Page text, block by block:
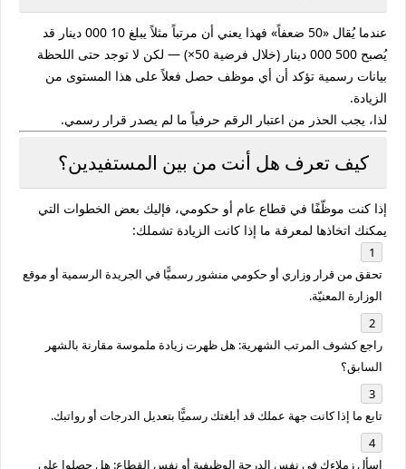
عندما يُقال «50 ضعفاً» فهذا يعني أن مرتباً مثلاً يبلغ 10 000 دينار
قد
يُصبح 500 000 دينار
(خلال فرضية 50×) — لكن لا توجد حتى اللحظة
بيانات رسمية تؤكد أن أي موظف حصل فعلاً على هذا المستوى من
الزيادة.
لذا، يجب الحذر من اعتبار الرقم حرفياً ما لم يصدر قرار رسمي.
كيف تعرف هل أنت من بين المستفيدين؟
إذا كنت موظّفًا في قطاع عام أو حكومي، فإليك بعض الخطوات التي
يمكنك اتخاذها لمعرفة ما إذا كانت الزيادة تشملك:
تحقق من قرار وزاري أو حكومي منشور رسميًّا في الجريدة الرسمية أو موقع
الوزارة المعنيّة.
راجع كشوف المرتب الشهرية: هل ظهرت زيادة ملموسة مقارنة بالشهر
السابق؟
تابع ما إذا كانت جهة عملك قد أبلغتك رسميًّا بتعديل الدرجات أو رواتبك.
اسأل زملاءك في نفس الدرجة الوظيفية أو نفس القطاع: هل حصلوا على